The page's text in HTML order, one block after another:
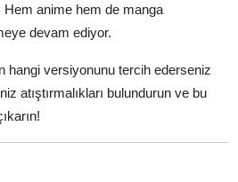
anime hem de manga
devam ediyor.
hangi versiyonunu tercih ederseniz
atıştırmalıkları bulundurun ve bu